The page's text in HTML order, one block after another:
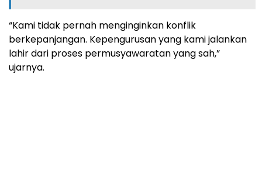
“Kami tidak pernah menginginkan konflik
berkepanjangan. Kepengurusan yang kami jalankan
lahir dari proses permusyawaratan yang sah,”
ujarnya.